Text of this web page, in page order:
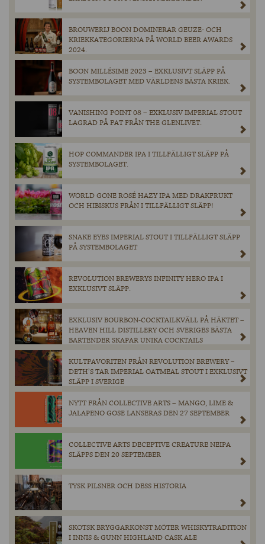
BROUWERIJ BOON DOMINERAR GEUZE- OCH
KRIEKKATEGORIERNA PÅ WORLD BEER AWARDS
2024.
BOON MILLÉSIME 2023 – EXKLUSIVT SLÄPP PÅ
SYSTEMBOLAGET MED VÄRLDENS BÄSTA KRIEK.
VANISHING POINT 08 – EXKLUSIV IMPERIAL STOUT
LAGRAD PÅ FAT FRÅN THE GLENLIVET.
HOP COMMANDER IPA I TILLFÄLLIGT SLÄPP PÅ
SYSTEMBOLAGET.
WORLD GONE ROSÉ HAZY IPA MED DRAKFRUKT
OCH HIBISKUS FRÅN I TILLFÄLLIGT SLÄPP!
SNAKE EYES IMPERIAL STOUT I TILLFÄLLIGT SLÄPP
PÅ SYSTEMBOLAGET
REVOLUTION BREWERYS INFINITY HERO IPA I
EXKLUSIVT SLÄPP.
EXKLUSIV BOURBON-COCKTAILKVÄLL PÅ HÄKTET –
HEAVEN HILL DISTILLERY OCH SVERIGES BÄSTA
BARTENDER SKAPAR UNIKA COCKTAILS
KULTFAVORITEN FRÅN REVOLUTION BREWERY –
DETH’S TAR IMPERIAL OATMEAL STOUT I EXKLUSIVT
SLÄPP I SVERIGE
NYTT FRÅN COLLECTIVE ARTS – MANGO, LIME &
JALAPENO GOSE LANSERAS DEN 27 SEPTEMBER
COLLECTIVE ARTS DECEPTIVE CREATURE NEIPA
SLÄPPS DEN 20 SEPTEMBER
TYSK PILSNER OCH DESS HISTORIA
SKOTSK BRYGGARKONST MÖTER WHISKYTRADITION
I INNIS & GUNN HIGHLAND CASK ALE